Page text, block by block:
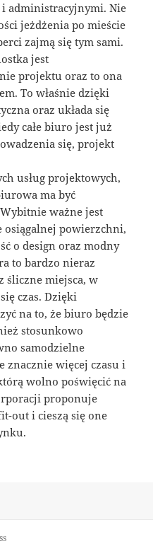
administracyjnymi. Nie
jeżdżenia po mieście
zajmą się tym sami.
jest
projektu oraz to ona
To właśnie dzięki
oraz układa się
całe biuro jest już
się, projekt
usług projektowych,
ma być
ważne jest
osiągalnej powierzchni,
o design oraz modny
to bardzo nieraz
śliczne miejsca, w
czas. Dzięki
na to, że biuro będzie
stosunkowo
samodzielne
znacznie więcej czasu i
wolno poświęcić na
proponuje
out i cieszą się one